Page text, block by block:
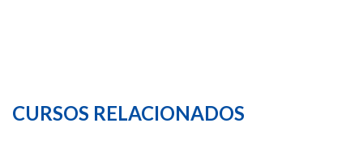
CURSOS RELACIONADOS